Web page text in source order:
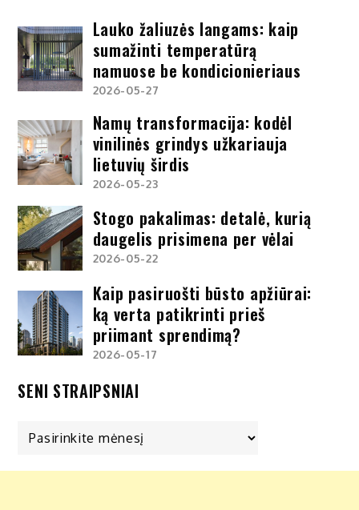
Lauko žaliuzės langams: kaip
sumažinti temperatūrą
namuose be kondicionieriaus
2026-05-27
Namų transformacija: kodėl
vinilinės grindys užkariauja
lietuvių širdis
2026-05-23
Stogo pakalimas: detalė, kurią
daugelis prisimena per vėlai
2026-05-22
Kaip pasiruošti būsto apžiūrai:
ką verta patikrinti prieš
priimant sprendimą?
2026-05-17
SENI STRAIPSNIAI